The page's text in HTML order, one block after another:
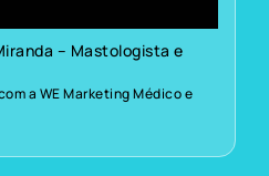
– Mastologista e
a WE Marketing Médico e